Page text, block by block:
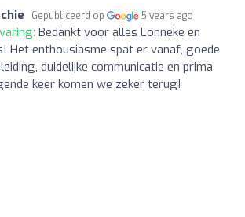
Gepubliceerd op 5 years ago
Bedankt voor alles Lonneke en
Het enthousiasme spat er vanaf, goede
duidelijke communicatie en prima
keer komen we zeker terug!